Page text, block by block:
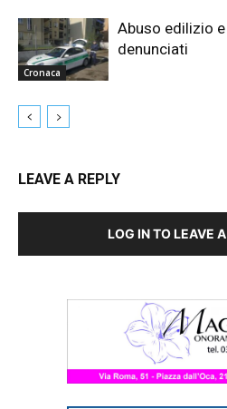
Cronaca
Abuso edilizio
denunciati
LEAVE A REPLY
LOG IN TO LEAVE